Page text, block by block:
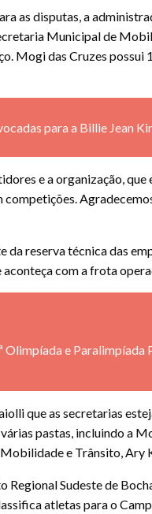
as disputas, a
Municipal de
Mogi das Cruzes possui
para a Billie Jean
e a organização,
competições.
reserva técnica das
com a frota
e Paralimpíada
que as secretarias
pastas, incluindo a
e Trânsito, Ary
Regional Sudeste de
atletas para o